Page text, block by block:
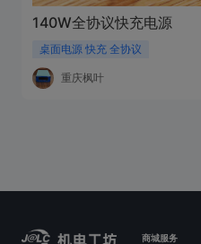
140W全协议快充电源
桌面电源 快充 全协议
重庆枫叶
商城服务